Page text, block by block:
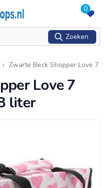
0
Zoeken
Zwarte Beck Shopper Love 7
Love 7
liter